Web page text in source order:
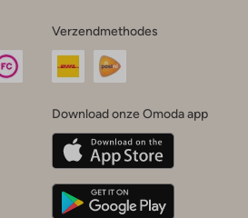
Verzendmethodes
Download onze Omoda app